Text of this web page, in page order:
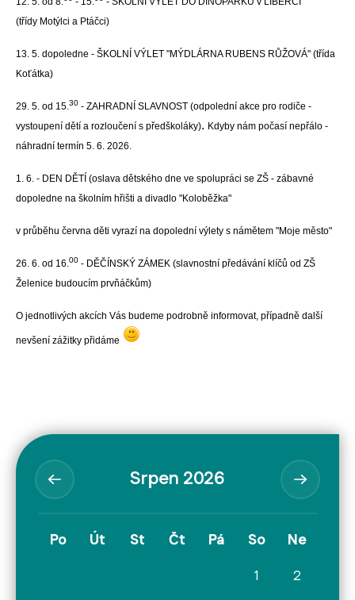
(třídy Motýlci a Ptáčci)
13. 5. dopoledne - ŠKOLNÍ VÝLET "MÝDLÁRNA RUBENS RŮŽOVÁ" (třída
Koťátka)
29. 5. od 15.30 - ZAHRADNÍ SLAVNOST (odpolední akce pro rodiče -
vystoupení dětí a rozloučení s předškoláky). Kdyby nám počasí nepřálo -
náhradní termín 5. 6. 2026.
1. 6. - DEN DĚTÍ (oslava dětského dne ve spolupráci se ZŠ - zábavné
dopoledne na školním hřišti a divadlo "Koloběžka"
v průběhu června děti vyrazí na dopolední výlety s námětem "Moje město"
26. 6. od 16.00 - DĚČÍNSKÝ ZÁMEK (slavnostní předávání klíčů od ZŠ
Želenice budoucím prvňáčkům)
O jednotlivých akcích Vás budeme podrobně informovat, případně další
nevšení zážitky přidáme
Srpen 2026
Po Út St Čt Pá So
Ne
1
2